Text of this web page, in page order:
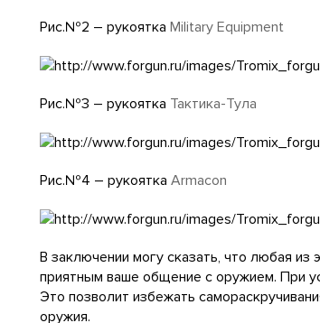
Рис.№2 – рукоятка Military Equipment
Рис.№3 – рукоятка Тактика-Тула
Рис.№4 – рукоятка Armacon
В заключении могу сказать, что любая
приятным ваше общение с оружием. При
Это позволит избежать
оружия.